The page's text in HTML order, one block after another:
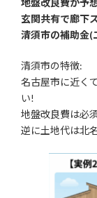
地盤改良費が予
玄関共有で廊下
清須市の補助金(
清須市の特徴:
名古屋市に近く
い!
地盤改良費は必
逆に土地代は北